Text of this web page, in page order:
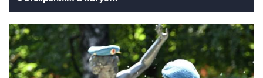
9